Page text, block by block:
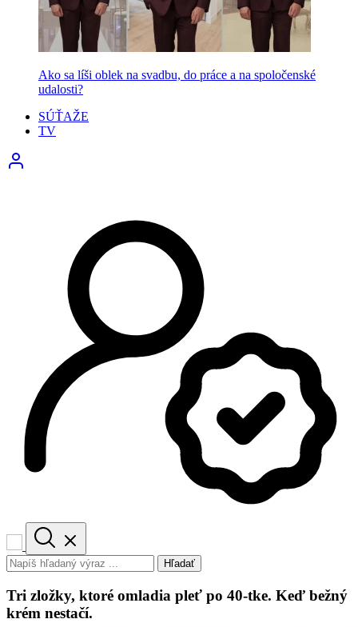
Ako sa líši oblek na svadbu, do práce a na spoločenské
udalosti?
SÚŤAŽE
TV
Hľadať
Tri zložky, ktoré omladia pleť po 40-tke. Keď bežný
krém nestačí.